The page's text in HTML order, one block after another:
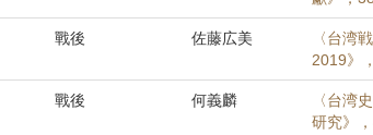
戰後 佐藤広美
〈台湾
2019》
戰後 何義麟
〈台湾
研究》